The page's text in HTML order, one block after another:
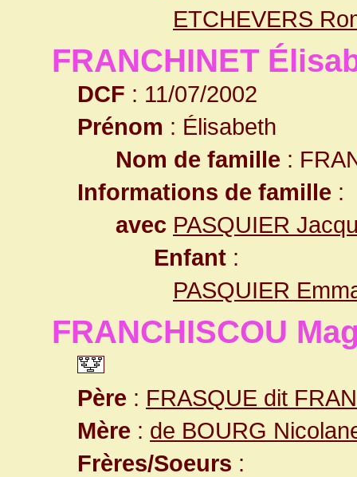
ETCHEVERS
FRANCHINET
DCF : 11/07/2002
Prénom : Élisabeth
Nom de famille :
Informations de famille :
avec PASQUIER
Enfant :
PASQUIER
FRANCHISCOU
Père : FRASQUE dit
Mère : de BOURG
Frères/Soeurs :